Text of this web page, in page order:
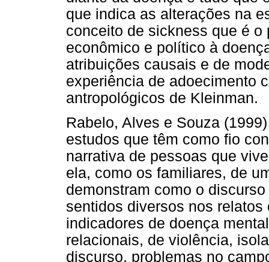
que indica as alterações na
conceito de sickness que é
econômico e político à
atribuições causais e de
experiência de adoecimento
antropológicos de Kleinman.
Rabelo, Alves e Souza
estudos que têm como fio
narrativa de pessoas que
ela, como os familiares, de
demonstram como o
sentidos diversos nos
indicadores de doença
relacionais, de violência,
discurso, problemas no